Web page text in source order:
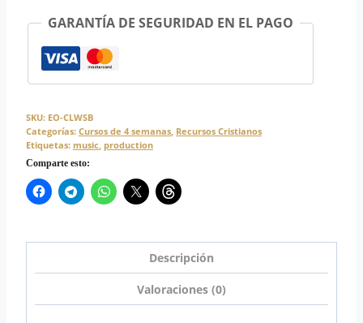
GARANTÍA DE SEGURIDAD EN EL PAGO
SKU: EO-CLWSB
Categorías: Cursos de 4 semanas, Recursos Cristianos
Etiquetas: music, production
Comparte esto:
Descripción
Valoraciones (0)